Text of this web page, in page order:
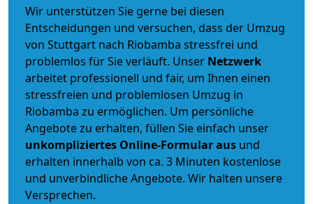
Wir unterstützen Sie gerne bei diesen
Entscheidungen und versuchen, dass der Umzug
von Stuttgart nach Riobamba stressfrei und
problemlos für Sie verläuft. Unser Netzwerk
arbeitet professionell und fair, um Ihnen einen
stressfreien und problemlosen Umzug in
Riobamba zu ermöglichen. Um persönliche
Angebote zu erhalten, füllen Sie einfach unser
unkompliziertes Online-Formular aus und
erhalten innerhalb von ca. 3 Minuten kostenlose
und unverbindliche Angebote. Wir halten unsere
Versprechen.